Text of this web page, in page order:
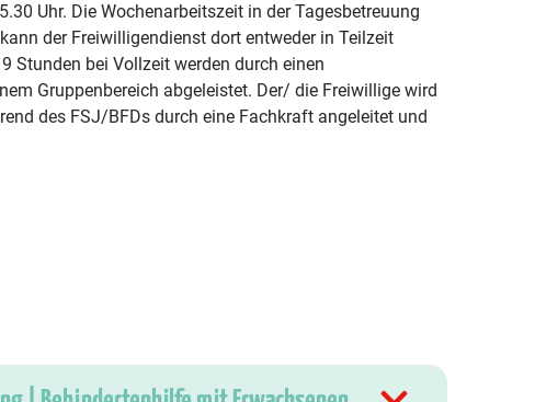
Uhr. Die Wochenarbeitszeit in der Tagesbetreuung
der Freiwilligendienst dort entweder in Teilzeit
Stunden bei Vollzeit werden durch einen
Gruppenbereich abgeleistet. Der/ die Freiwillige wird
des FSJ/BFDs durch eine Fachkraft angeleitet und